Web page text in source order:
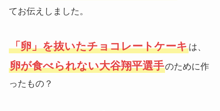
てお伝えしました。
「卵」を抜いたチョコレートケーキは、
卵が食べられない大谷翔平選手のために作
ったもの？